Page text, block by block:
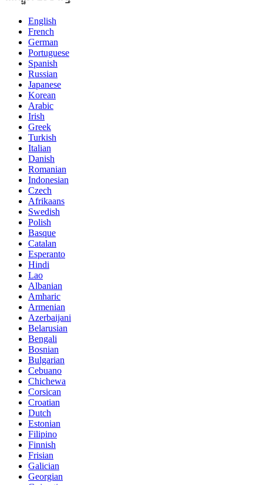
English
French
German
Portuguese
Spanish
Russian
Japanese
Korean
Arabic
Irish
Greek
Turkish
Italian
Danish
Romanian
Indonesian
Czech
Afrikaans
Swedish
Polish
Basque
Catalan
Esperanto
Hindi
Lao
Albanian
Amharic
Armenian
Azerbaijani
Belarusian
Bengali
Bosnian
Bulgarian
Cebuano
Chichewa
Corsican
Croatian
Dutch
Estonian
Filipino
Finnish
Frisian
Galician
Georgian